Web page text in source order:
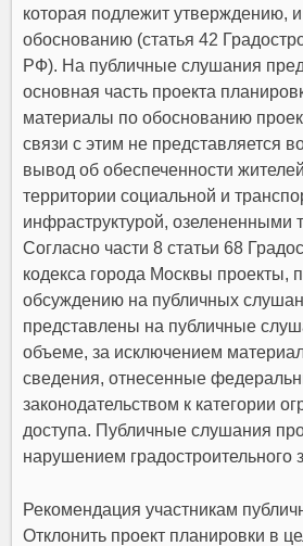
которая подлежит утверждению,
обоснованию (статья 42
РФ). На публичные слушания
основная часть проекта
материалы по обоснованию
связи с этим не представляется
вывод об обеспеченности
территории социальной и
инфраструктурой, озелененными
Согласно части 8 статьи 68
кодекса города Москвы проекты,
обсуждению на публичных
представлены на публичные
объеме, за исключением
сведения, отнесенные
законодательством к категории
доступа. Публичные слушания
нарушением градостроительного
Рекомендация участникам
Отклонить проект планировки в